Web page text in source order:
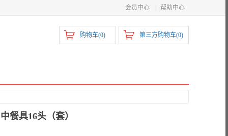
会员中心 帮助中心
第三方购物车(0)
购物车(0)
餐具16头（套）